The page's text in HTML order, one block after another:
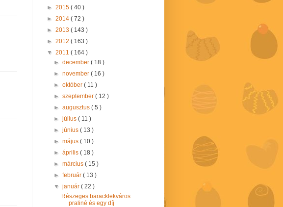
► 2015 ( 40 )
► 2014 ( 72 )
► 2013 ( 143 )
► 2012 ( 163 )
▼ 2011 ( 164 )
►december( 18 )
►november( 16 )
►október( 11 )
►szeptember( 12 )
►augusztus( 5 )
►július( 11 )
►június( 13 )
►május( 10 )
►április( 18 )
►március( 15 )
►február( 13 )
▼január( 22 )
Részeges baracklekváros
praliné és egy díj